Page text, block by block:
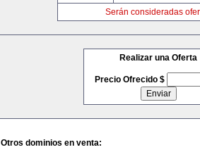
Serán consideradas
Realizar una Oferta
Precio Ofrecido $
Otros dominios en venta: